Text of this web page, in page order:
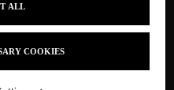
COOKIES
ALL